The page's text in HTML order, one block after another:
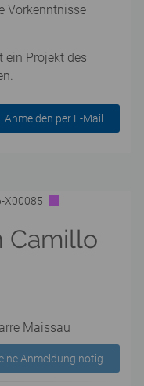
Vorkenntnisse
ein Projekt des
Anmelden per E-Mail
X00085
Camillo
Maissau
Anmeldung nötig